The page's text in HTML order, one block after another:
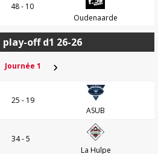
48 - 10
Oudenaarde
play-off d1 26-26
Journée 1 ›
25 - 19
ASUB
34 - 5
La Hulpe